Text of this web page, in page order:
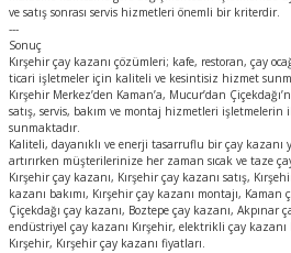
ve satış sonrası servis hizmetleri önemli bir kriterdir.
---
Sonuç
Kırşehir çay kazanı çözümleri; kafe, restoran, çay
ticari işletmeler için kaliteli ve kesintisiz hizmet
Kırşehir Merkez’den Kaman’a, Mucur’dan
satış, servis, bakım ve montaj hizmetleri işletmelerin
sunmaktadır.
Kaliteli, dayanıklı ve enerji tasarruflu bir çay kazanı
artırırken müşterilerinize her zaman sıcak ve taze
Kırşehir çay kazanı, Kırşehir çay kazanı satış,
kazanı bakımı, Kırşehir çay kazanı montajı,
Çiçekdağı çay kazanı, Boztepe çay kazanı, Akpınar
endüstriyel çay kazanı Kırşehir, elektrikli çay
Kırşehir, Kırşehir çay kazanı fiyatları.